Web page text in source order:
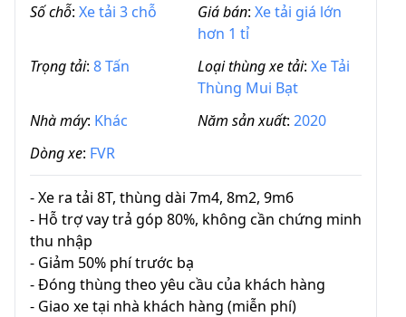
Số chỗ: Xe tải 3 chỗ Giá bán: Xe tải giá lớn
hơn 1 tỉ
Trọng tải: 8 Tấn Loại thùng xe tải: Xe Tải
Thùng Mui Bạt
Nhà máy: Khác Năm sản xuất: 2020
Dòng xe: FVR
- Xe ra tải 8T, thùng dài 7m4, 8m2, 9m6
- Hỗ trợ vay trả góp 80%, không cần chứng minh
thu nhập
- Giảm 50% phí trước bạ
- Đóng thùng theo yêu cầu của khách hàng
- Giao xe tại nhà khách hàng (miễn phí)